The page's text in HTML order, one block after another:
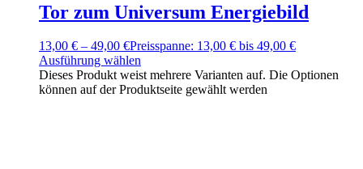
Tor zum Universum Energiebild
13,00 € – 49,00 €Preisspanne: 13,00 € bis 49,00 €
Ausführung wählen
Dieses Produkt weist mehrere Varianten auf. Die Optionen
können auf der Produktseite gewählt werden